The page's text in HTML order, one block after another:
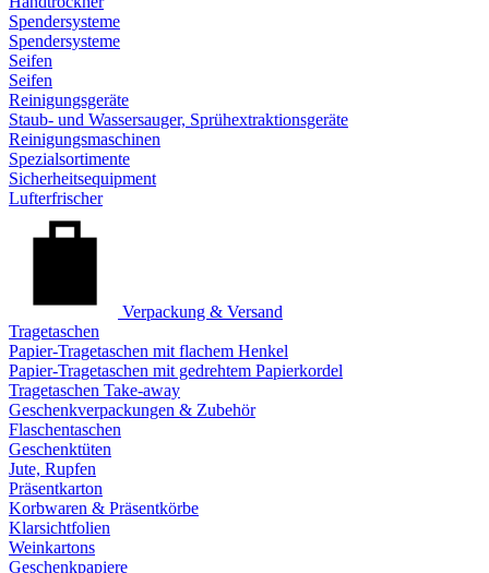
Spendersysteme
Spendersysteme
Seifen
Seifen
Reinigungsgeräte
Staub- und Wassersauger, Sprühextraktionsgeräte
Reinigungsmaschinen
Spezialsortimente
Sicherheitsequipment
Lufterfrischer
Verpackung & Versand
Tragetaschen
Papier-Tragetaschen mit flachem Henkel
Papier-Tragetaschen mit gedrehtem Papierkordel
Tragetaschen Take-away
Geschenkverpackungen & Zubehör
Flaschentaschen
Geschenktüten
Jute, Rupfen
Präsentkarton
Korbwaren & Präsentkörbe
Klarsichtfolien
Weinkartons
Geschenkpapiere